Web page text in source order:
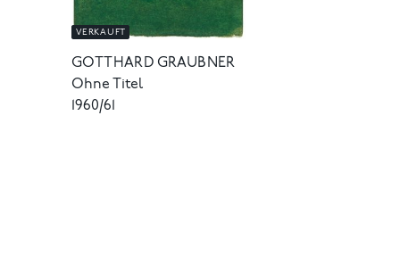
VERKAUFT
GOTTHARD GRAUBNER
Ohne Titel
1960/61